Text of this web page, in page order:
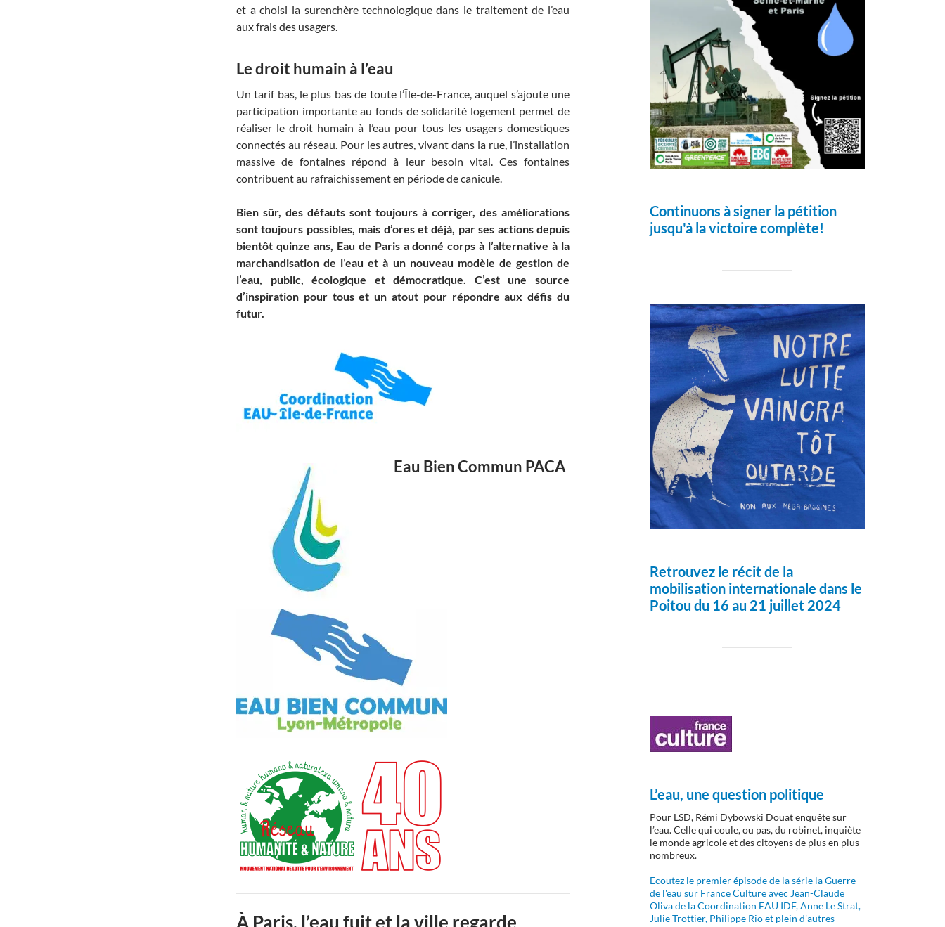
et a choisi la surenchère technologique dans le traitement de l’eau
aux frais des usagers.
Le droit humain à l’eau
Un tarif bas, le plus bas de toute l’Île-de-France, auquel s’ajoute une
participation importante au fonds de solidarité logement permet de
réaliser le droit humain à l’eau pour tous les usagers domestiques
connectés au réseau. Pour les autres, vivant dans la rue, l’installation
massive de fontaines répond à leur besoin vital. Ces fontaines
contribuent au rafraichissement en période de canicule.
Bien sûr, des défauts sont toujours à corriger, des améliorations
sont toujours possibles, mais d’ores et déjà, par ses actions depuis
bientôt quinze ans, Eau de Paris a donné corps à l’alternative à la
marchandisation de l’eau et à un nouveau modèle de gestion de
l’eau, public, écologique et démocratique. C’est une source
d’inspiration pour tous et un atout pour répondre aux défis du
futur.
Eau Bien Commun PACA
À Paris, l’eau fuit et la ville regarde
Continuons à signer la pétition
jusqu'à la victoire complète!
Retrouvez le récit de la
mobilisation internationale dans le
Poitou du 16 au 21 juillet 2024
L’eau, une question politique
Pour LSD, Rémi Dybowski Douat enquête sur
l’eau. Celle qui coule, ou pas, du robinet, inquiète
le monde agricole et des citoyens de plus en plus
nombreux.
Ecoutez le premier épisode de la série la Guerre
de l'eau sur France Culture avec Jean-Claude
Oliva de la Coordination EAU IDF, Anne Le Strat,
Julie Trottier, Philippe Rio et plein d'autres